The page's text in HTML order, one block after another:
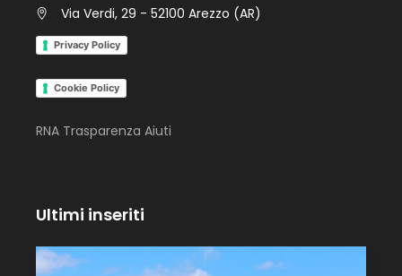
Via Verdi, 29 - 52100 Arezzo (AR)
Privacy Policy
Cookie Policy
RNA Trasparenza Aiuti
Ultimi inseriti